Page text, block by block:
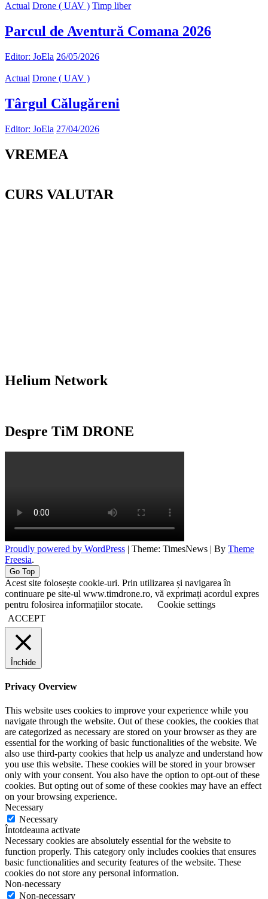
Actual Drone ( UAV ) Timp liber
Parcul de Aventură Comana 2026
Editor: JoEla 26/05/2026
Actual Drone ( UAV )
Târgul Călugăreni
Editor: JoEla 27/04/2026
VREMEA
CURS VALUTAR
Helium Network
Despre TiM DRONE
Proudly powered by WordPress | Theme: TimesNews | By Theme
Freesia.
Go Top
Acest site folosește cookie-uri. Prin utilizarea și navigarea în
continuare pe site-ul www.timdrone.ro, vă exprimați acordul expres
pentru folosirea informațiilor stocate.
Cookie settings
ACCEPT
Închide
Privacy Overview
This website uses cookies to improve your experience while you
navigate through the website. Out of these cookies, the cookies that
are categorized as necessary are stored on your browser as they are
essential for the working of basic functionalities of the website. We
also use third-party cookies that help us analyze and understand how
you use this website. These cookies will be stored in your browser
only with your consent. You also have the option to opt-out of these
cookies. But opting out of some of these cookies may have an effect
on your browsing experience.
Necessary
Necessary
Întotdeauna activate
Necessary cookies are absolutely essential for the website to
function properly. This category only includes cookies that ensures
basic functionalities and security features of the website. These
cookies do not store any personal information.
Non-necessary
Non-necessary